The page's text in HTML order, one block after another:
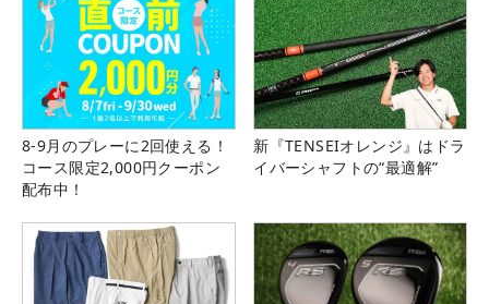
8-9月のプレーに2回使える！
コース限定2,000円クーポン
配布中！
新『TENSEIオレンジ』はドラ
イバーシャフトの“最適解”